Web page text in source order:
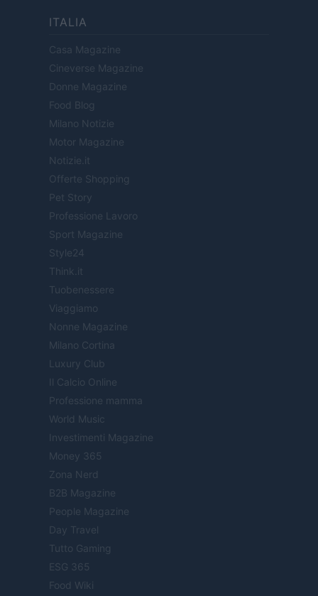
ITALIA
Casa Magazine
Cineverse Magazine
Donne Magazine
Food Blog
Milano Notizie
Motor Magazine
Notizie.it
Offerte Shopping
Pet Story
Professione Lavoro
Sport Magazine
Style24
Think.it
Tuobenessere
Viaggiamo
Nonne Magazine
Milano Cortina
Luxury Club
Il Calcio Online
Professione mamma
World Music
Investimenti Magazine
Money 365
Zona Nerd
B2B Magazine
People Magazine
Day Travel
Tutto Gaming
ESG 365
Food Wiki